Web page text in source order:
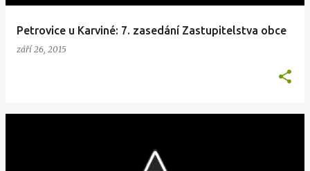
Petrovice u Karviné: 7. zasedání Zastupitelstva obce
září 26, 2015